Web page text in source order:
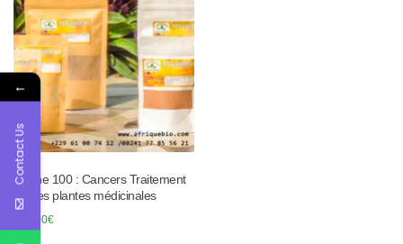
Tisane 100 : Cancers Traitement
par les plantes médicinales
350.00€
←
Contact Us